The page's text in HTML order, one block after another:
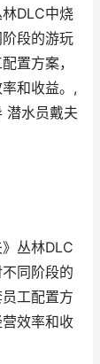
DLC中烧
段的游玩
置方案，
和收益。,
潜水员戴夫
丛林DLC
同阶段的
工配置方
效率和收